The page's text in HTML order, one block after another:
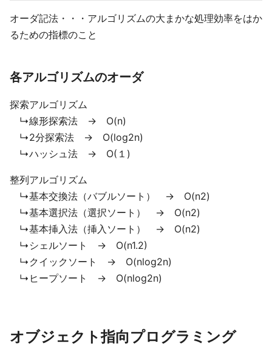
オーダ記法・・・アルゴリズムの大まかな処理効率をはか
るための指標のこと
各アルゴリズムのオーダ
探索アルゴリズム
↳線形探索法 → O(n)
↳2分探索法 → O(log2n)
↳ハッシュ法 → O(１)
整列アルゴリズム
↳基本交換法（バブルソート） → O(n2)
↳基本選択法（選択ソート） → O(n2)
↳基本挿入法（挿入ソート） → O(n2)
↳シェルソート → O(n1.2)
↳クイックソート → O(nlog2n)
↳ヒープソート → O(nlog2n)
オブジェクト指向プログラミング